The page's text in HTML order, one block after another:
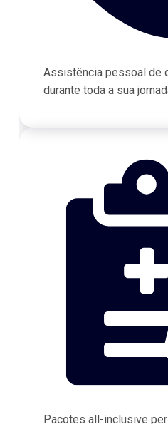
Assistência pessoal de
durante toda a sua
Pacotes all-inclusive